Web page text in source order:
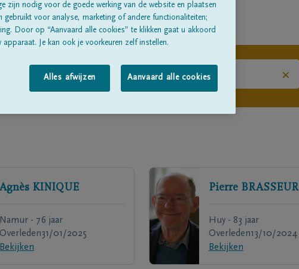
×
Agnès KINIQUE
Namur - 76 jaar
Overleden31/01/2025
Bekijken
Pierre BRASSEUR
Huy - 83 jaar
Overleden13/10/2024
Bekijken
zijn nodig voor de goede werking van de website en plaatsen
voor analyse, marketing of andere functionaliteiten;
Door op “Aanvaard alle cookies” te klikken gaat u akkoord
Je kan ook je voorkeuren zelf instellen.
Alles afwijzen Aanvaard alle cookies